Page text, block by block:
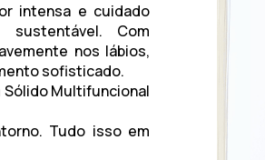
intensa e cuidado
Com
nos lábios,
sofisticado.
Sólido Multifuncional
Tudo isso em